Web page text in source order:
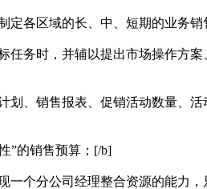
定各区域的长、中、短期的业务
任务时，并辅以提出市场操作方
划、销售报表、促销活动数量、
的销售预算；[/b]
一个分公司经理整合资源的能力